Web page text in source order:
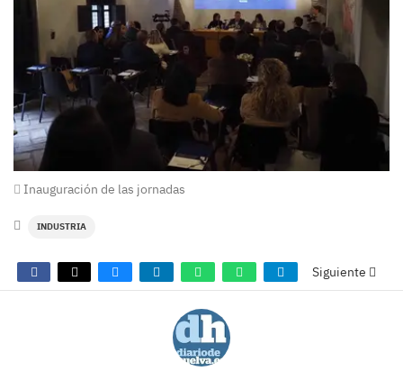
Inauguración de las jornadas
INDUSTRIA
Siguiente